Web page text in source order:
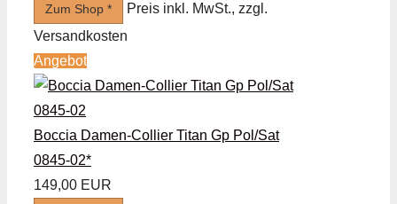
Zum Shop *
Preis inkl. MwSt., zzgl.
Versandkosten
Angebot
Boccia Damen-Collier Titan Gp Pol/Sat
0845-02*
149,00 EUR